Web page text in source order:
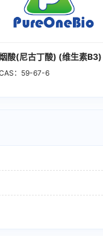
酸(尼古丁酸) (维生素B3)
：59-67-6